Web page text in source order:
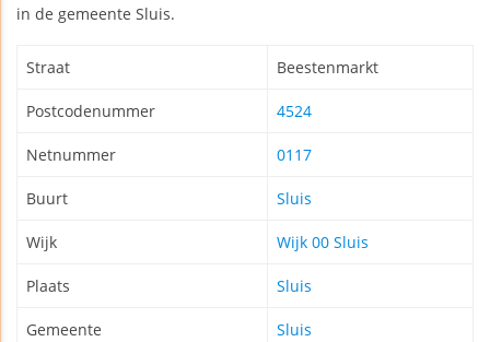
in de gemeente Sluis.
Straat Beestenmarkt
Postcodenummer 4524
Netnummer 0117
Buurt Sluis
Wijk Wijk 00 Sluis
Plaats Sluis
Gemeente Sluis